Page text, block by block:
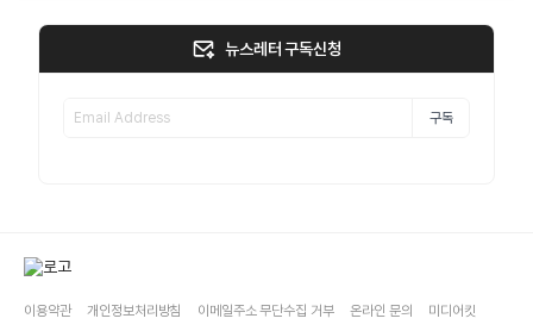
뉴스레터 구독신청
구독
이용약관 개인정보처리방침 이메일주소 무단수집 거부 온라인 문의 미디어킷